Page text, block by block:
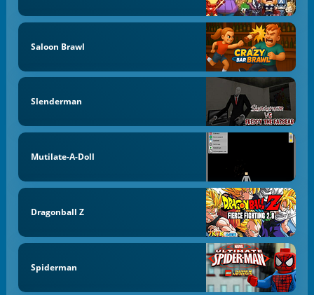
Saloon Brawl
Slenderman
Mutilate-A-Doll
Dragonball Z
Spiderman